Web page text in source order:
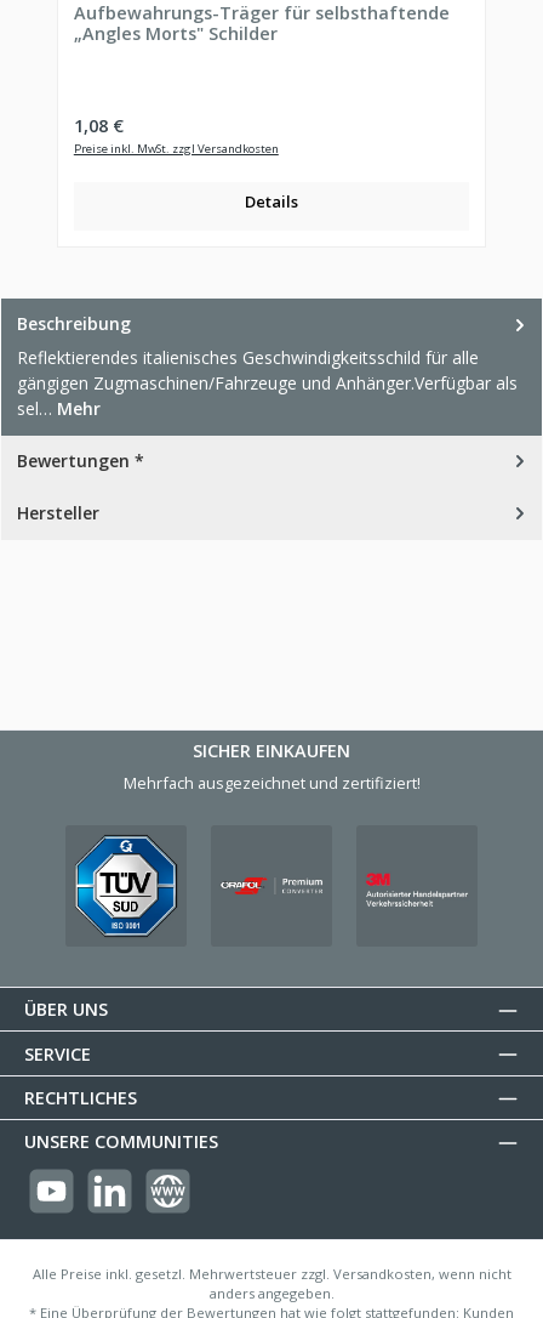
Aufbewahrungs-Träger für selbsthaftende
„Angles Morts" Schilder
Regulärer Preis:
1,08 €
Preise inkl. MwSt. zzgl Versandkosten
Details
Beschreibung
Reflektierendes italienisches Geschwindigkeitsschild für alle
gängigen Zugmaschinen/Fahrzeuge und Anhänger.Verfügbar als
sel… Mehr
Bewertungen *
Hersteller
SICHER EINKAUFEN
Mehrfach ausgezeichnet und zertifiziert!
ÜBER UNS
SERVICE
RECHTLICHES
UNSERE COMMUNITIES
https://youtube.com/@reflectogmbh2119?si=Oew0U3xn87ZcBMoM
LinkedIn Website
Alle Preise inkl. gesetzl. Mehrwertsteuer zzgl. Versandkosten, wenn nicht
anders angegeben.
* Eine Überprüfung der Bewertungen hat wie folgt stattgefunden: Kunden